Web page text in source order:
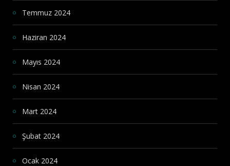
Temmuz 2024
Haziran 2024
Mayıs 2024
Nisan 2024
Mart 2024
Şubat 2024
Ocak 2024